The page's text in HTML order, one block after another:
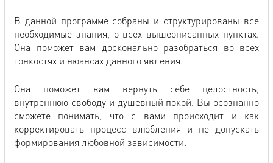
В данной программе собраны и структурированы все
необходимые знания, о всех вышеописанных пунктах.
Она поможет вам досконально разобраться во всех
тонкостях и нюансах данного явления.
Она поможет вам вернуть себе целостность,
внутреннюю свободу и душевный покой. Вы осознанно
сможете понимать, что с вами происходит и как
корректировать процесс влюбления и не допускать
формирования любовной зависимости.